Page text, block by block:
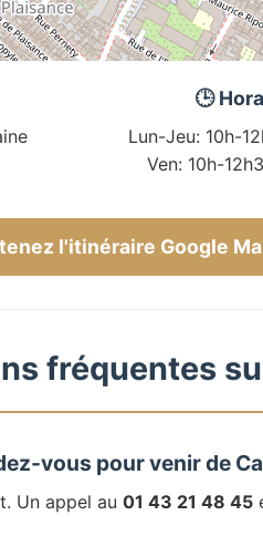
🕒
Lun-Jeu: 10h-
Ven: 10h-
l'itinéraire Google
fréquentes
vous pour venir de
Un appel au 01 43 21 48 45